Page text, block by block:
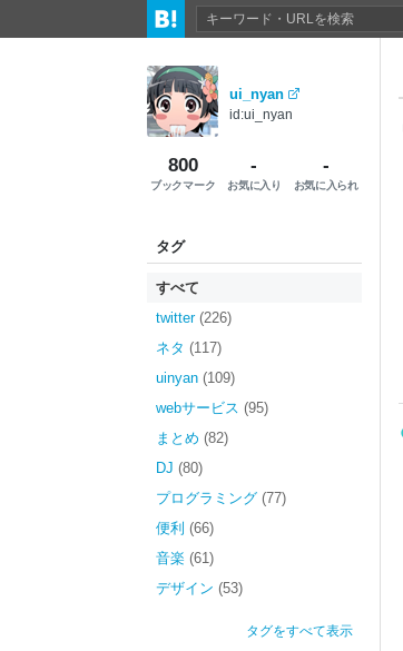
ui_nyan
id:ui_nyan
800
ブックマーク
-
お気に入り
-
お気に入られ
タグ
すべて
twitter (226)
ネタ (117)
uinyan (109)
webサービス (95)
まとめ (82)
DJ (80)
プログラミング (77)
便利 (66)
音楽 (61)
デザイン (53)
タグをすべて表示